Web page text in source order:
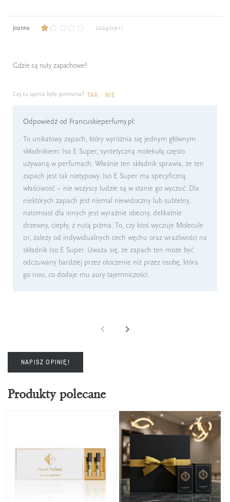
Joanna 2024-09-11
Gdzie są nuty zapachowe?
Czy ta opinia była pomocna? TAK NIE
Odpowiedź od Francuskieperfumy.pl:
To unikatowy zapach, który wyróżnia się jednym głównym
składnikiem: Iso E Super, syntetyczną molekułą często
używaną w perfumach. Właśnie ten składnik sprawia, że ten
zapach jest tak nietypowy. Iso E Super ma specyficzną
właściwość – nie wszyscy ludzie są w stanie go wyczuć. Dla
niektórych zapach jest niemal niewidoczny lub subtelny,
natomiast dla innych jest wyraźnie obecny, delikatnie
drzewny, ciepły, z nutą piżma. To, czy ktoś wyczuje Molecule
01, zależy od indywidualnych cech węchu oraz wrażliwości na
składnik Iso E Super. Uważa się, że zapach ten może być
odczuwany bardziej przez otoczenie niż przez osobę, która
go nosi, co dodaje mu aury tajemniczości.
NAPISZ OPINIĘ!
Produkty polecane